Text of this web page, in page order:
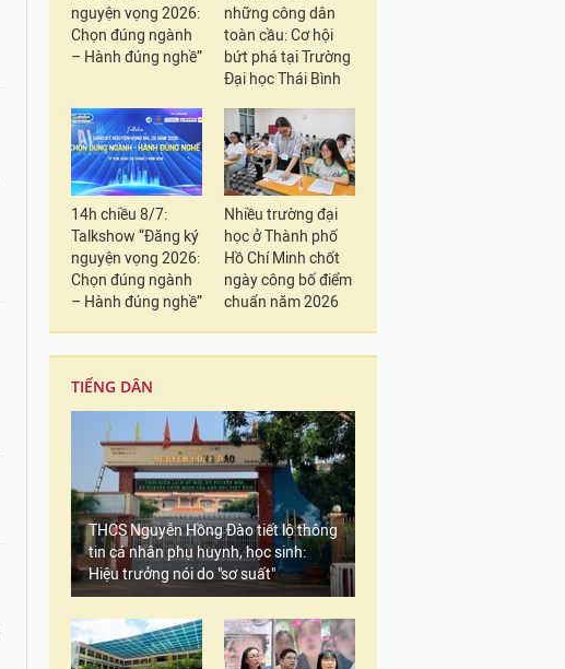
nguyện vọng 2026:
Chọn đúng ngành
– Hành đúng nghề”
những công dân
toàn cầu: Cơ hội
bứt phá tại Trường
Đại học Thái Bình
14h chiều 8/7:
Talkshow “Đăng ký
nguyện vọng 2026:
Chọn đúng ngành
– Hành đúng nghề”
Nhiều trường đại
học ở Thành phố
Hồ Chí Minh chốt
ngày công bố điểm
chuẩn năm 2026
TIẾNG DÂN
THCS Nguyễn Hồng Đào tiết lộ thông
tin cá nhân phụ huynh, học sinh:
Hiệu trưởng nói do "sơ suất"